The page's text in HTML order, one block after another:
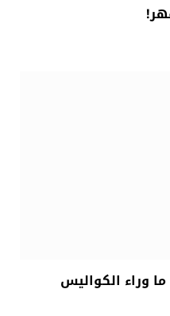
وراء الكواليس